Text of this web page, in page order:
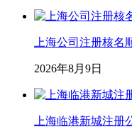
上海公司注册核名
2026年8月9日
上海临港新城注册